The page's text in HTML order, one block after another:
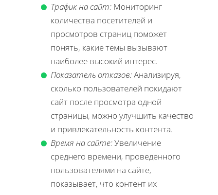
Трафик на сайт: Мониторинг
количества посетителей и
просмотров страниц поможет
понять, какие темы вызывают
наиболее высокий интерес.
Показатель отказов:Анализируя,
сколько пользователей покидают
сайт после просмотра одной
страницы, можно улучшить качество
и привлекательность контента.
Время на сайте:Увеличение
среднего времени, проведенного
пользователями на сайте,
показывает, что контент их